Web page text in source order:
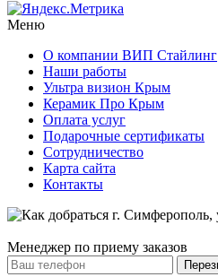
Меню
О компании ВИП Стайлинг
Наши работы
Ультра визион Крым
Керамик Про Крым
Оплата услуг
Подарочные сертификаты
Сотрудничество
Карта сайта
Контакты
Менеджер по приему заказов